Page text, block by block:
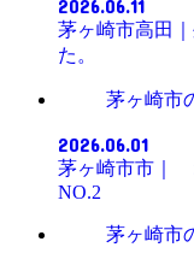
2026.06.11
茅ヶ崎市高田
た
茅ヶ崎市
2026.06.01
茅ヶ崎市市｜
茅ヶ崎市